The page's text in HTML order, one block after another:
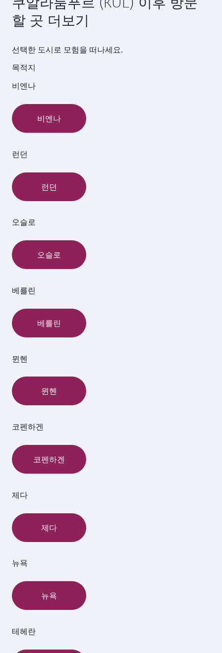
할 곳 더보기
선택한 도시로 모험을 떠나세요.
목적지
비엔나
비엔나
런던
런던
오슬로
오슬로
베를린
베를린
뮌헨
뮌헨
코펜하겐
코펜하겐
제다
제다
뉴욕
뉴욕
테헤란